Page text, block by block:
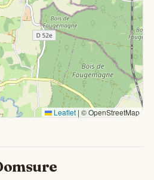
Leaflet | © OpenStreetMap